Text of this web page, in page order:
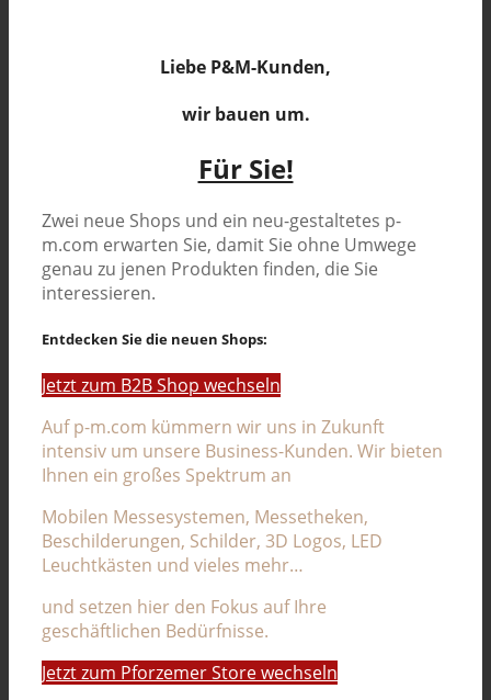
Liebe P&M-Kunden,
wir bauen um.
Für Sie!
Zwei neue Shops und ein neu-gestaltetes p-
m.com erwarten Sie, damit Sie ohne Umwege
genau zu jenen Produkten finden, die Sie
interessieren.
Entdecken Sie die neuen Shops:
Jetzt zum B2B Shop wechseln
Auf p-m.com kümmern wir uns in Zukunft
intensiv um unsere Business-Kunden. Wir bieten
Ihnen ein großes Spektrum an
Mobilen Messesystemen, Messetheken,
Beschilderungen, Schilder, 3D Logos, LED
Leuchtkästen und vieles mehr…
und setzen hier den Fokus auf Ihre
geschäftlichen Bedürfnisse.
Jetzt zum Pforzemer Store wechseln